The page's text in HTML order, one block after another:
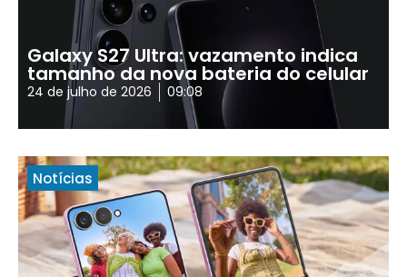
Galaxy S27 Ultra: vazamento indica
tamanho da nova bateria do celular
24 de julho de 2026 09:08
Notícias